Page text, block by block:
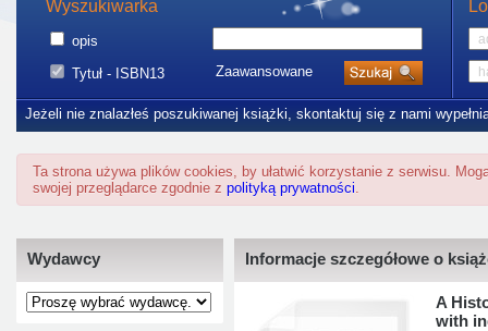
Wyszukiwarka
opis
Tytuł - ISBN13
Zaawansowane
Jeżeli nie znalazłeś poszukiwanej książki, skontaktuj się z nami
Ta strona używa plików cookies, by ułatwić korzystanie z serwisu.
swojej przeglądarce zgodnie z polityką prywatności.
Wydawcy Informacje szczegółowe o
A
with